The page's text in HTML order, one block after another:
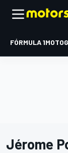
FÓRMULA 1
Jérome